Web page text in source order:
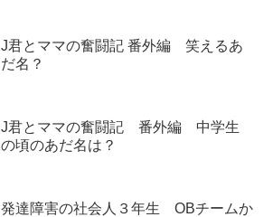
J君とママの奮闘記 番外編 笑えるあ
だ名？
J君とママの奮闘記 番外編 中学生
の頃のあだ名は？
発達障害の社会人３年生 OBチームか